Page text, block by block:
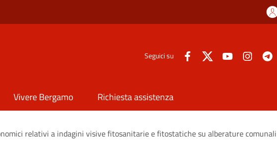
Seguici su
Vivere Bergamo Richiesta assistenza
relativi a indagini visive fitosanitarie e fitostatiche su alberature comunali